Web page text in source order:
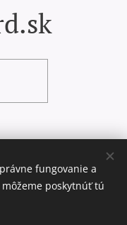
fungovanie a
poskytnúť tú